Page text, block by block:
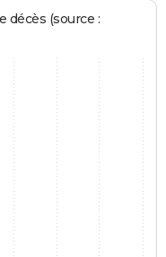
décès (source :